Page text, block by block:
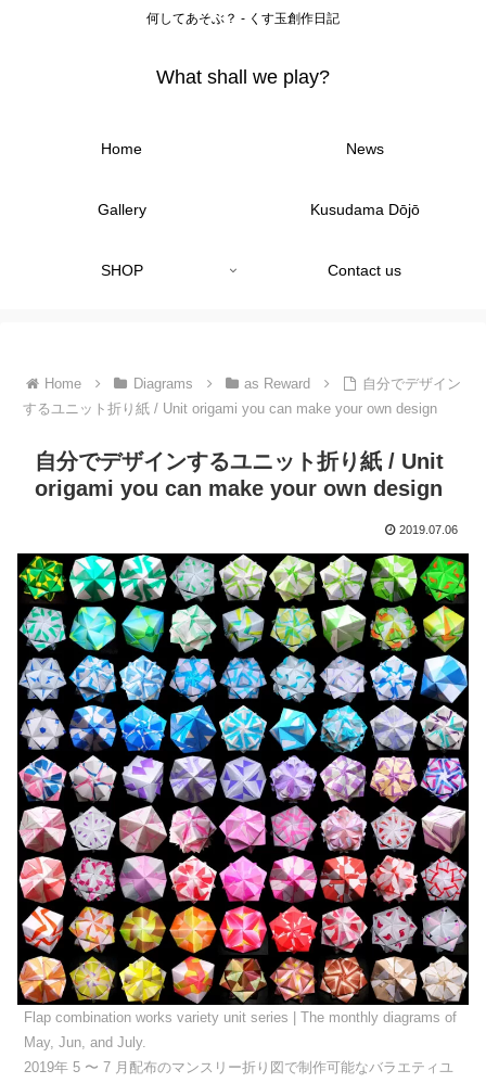
何してあそぶ？ - くす玉創作日記
What shall we play?
Home News
Gallery Kusudama Dōjō
SHOP Contact us
Home Diagrams as Reward
自分でデザイン
するユニット折り紙 / Unit origami you can make your own design
自分でデザインするユニット折り紙 / Unit
origami you can make your own design
2019.07.06
Flap combination works variety unit series | The monthly diagrams of
May, Jun, and July.
2019年 5 〜 7 月配布のマンスリー折り図で制作可能なバラエティユ